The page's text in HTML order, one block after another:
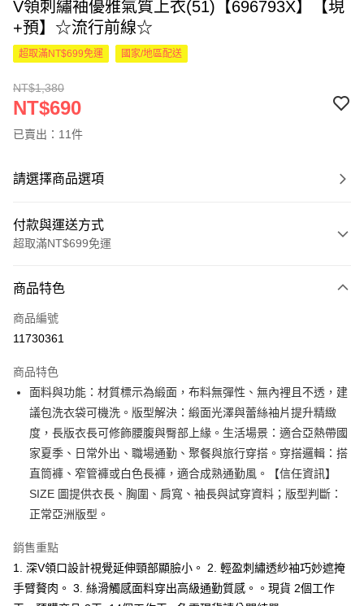
V領刺繡袖優雅氣質上衣(51)【696793X】【現
+預】☆流行前線☆
超取滿NT$699免運 國家/地區配送
NT$1,380
NT$690
已賣出：11件
請選擇商品選項
付款與運送方式
超取滿NT$699免運
信用卡一次付款
超商取貨付款
Apple Pay
街口支付
悠遊付
Google Pay
全支付
大哥付你分期
相關說明
商品特色
商品編號
11730361
商品特色
面料與功能：材質標示為緞面，布料無彈性、無內裡且不透，建
議包洗衣袋可機洗。版型解決：緞面光澤與蕾絲袖片提升精緻
度，長版衣長可修飾腰腹與臀部上緣。生活場景：適合亞熱帶國
家夏季、日常外出、職場通勤、聚餐與旅行穿搭。穿搭邏輯：搭
直筒褲、窄管褲或白色長褲，適合成熟通勤風。【信任資訊】
SIZE 圖提供衣長、胸圍、肩寬、袖長與試穿資料；版型判斷：
正常亞洲版型。
銷售重點
1. 深V領口設計視覺延伸頸部顯臉小。 2. 輕盈刺繡透紗袖巧妙遮掩
手臂贅肉。 3. 絲滑觸感面料穿出高級通勤質感。。現貨 2個工作